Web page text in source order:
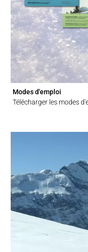
Modes d'emploi
Télécharger les modes